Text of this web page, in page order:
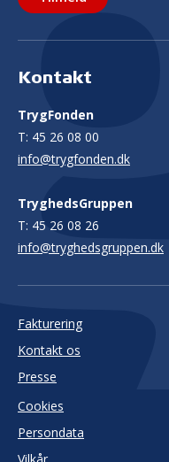
Kontakt
TrygFonden
T: 45 26 08 00
info@trygfonden.dk
TryghedsGruppen
T: 45 26 08 26
info@tryghedsgruppen.dk
Fakturering
Kontakt os
Presse
Cookies
Persondata
Vilkår